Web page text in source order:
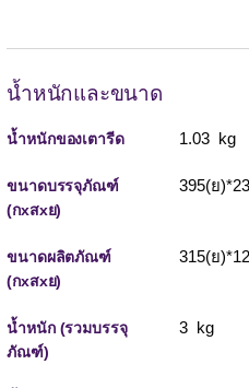
น้ำหนักและขนาด
น้ำหนักของเตารีด 1.03 kg
ขนาดบรรจุภัณฑ์
(กxสxย)
395(ย
ขนาดผลิตภัณฑ์
(กxสxย)
315(ย
น้ำหนัก (รวมบรรจุ
ภัณฑ์)
3 kg